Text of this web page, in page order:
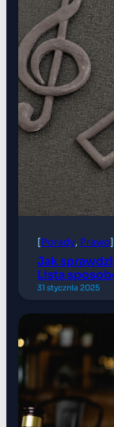
[Porady, Prawo]
Jak
Lista
31 stycznia 2025